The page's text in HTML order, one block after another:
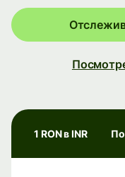
1 RON в INR